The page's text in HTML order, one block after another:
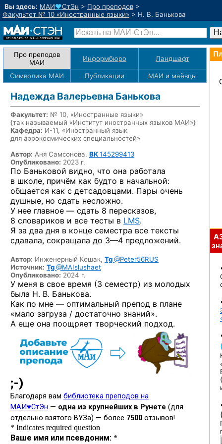
Вы здесь: МАИ♥СтЭн > Про преподов >
Факультет № 10 «Иностранные языки» > Н. В. Банькова
Про преподов
МАИ
Информбюро Ландшафт
Символика МАИ Публикации МАИ и маёвцы
Надежда Валерьевна Банькова
Факультет: № 10, «Иностранные языки»
{так называемый «Институт иностранных языков МАИ»}
Кафедра: И-11, «Иностранный язык
для аэрокосмических специальностей»
Автор: Аня Самсонова, ВК145299413
Опубликовано: 2023 г.
По Баньковой видно, что она работала
в школе, причём как будто в начальной:
общается как с детсадовцами. Пары очень
душные, но сдать несложно.
У нее главное — сдать 8 пересказов,
8 словариков и все тесты в LMS.
Я за два дня в конце семестра все тексты
сдавала, сокращала до 3—4 предложений.
Автор: Инженерный Кошак, Tg@Peter56RUS
Источник: Tg@MAIslushaet
Опубликовано: 2024 г.
У меня в свое время (3 семестр) из молодых
была Н. В. Банькова.
Как по мне — оптимальный препод в плане
«мало загруза / достаточно знаний».
А еще она поощряет творческий подход.
(